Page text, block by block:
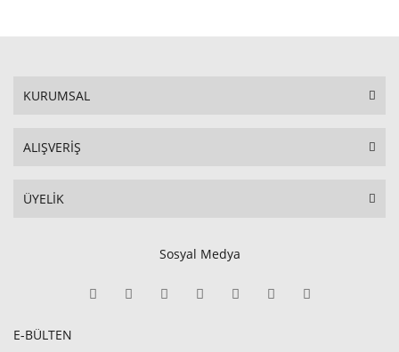
KURUMSAL
ALIŞVERİŞ
ÜYELİK
Sosyal Medya
E-BÜLTEN